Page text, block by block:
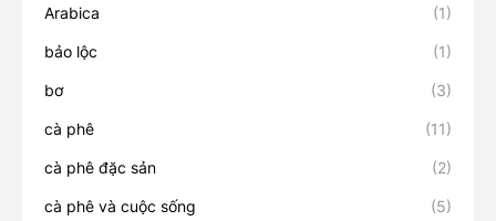
Arabica (1)
bảo lộc (1)
bơ (3)
cà phê (11)
cà phê đặc sản (2)
cà phê và cuộc sống (5)